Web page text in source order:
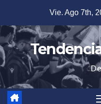
contenido
Vie. Ago 7th,